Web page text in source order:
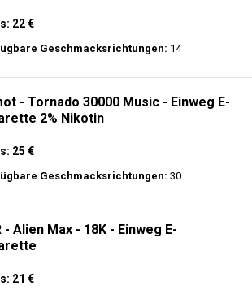
22 €
Geschmacksrichtungen: 14
- Tornado 30000 Music - Einweg E-
2% Nikotin
25 €
Geschmacksrichtungen: 30
- Alien Max - 18K - Einweg E-
21 €